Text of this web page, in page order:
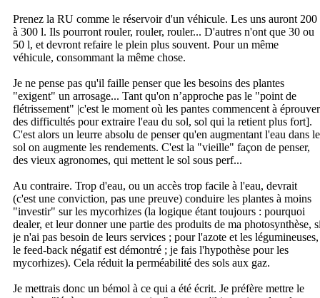
Prenez la RU comme le réservoir d'un véhicule. Les uns auront 200
à 300 l. Ils pourront rouler, rouler, rouler... D'autres n'ont que 30 ou
50 l, et devront refaire le plein plus souvent. Pour un même
véhicule, consommant la même chose.
Je ne pense pas qu'il faille penser que les besoins des plantes
"exigent" un arrosage... Tant qu'on n’approche pas le "point de
flétrissement" |c'est le moment où les pantes commencent à éprouver
des difficultés pour extraire l'eau du sol, sol qui la retient plus fort].
C'est alors un leurre absolu de penser qu'en augmentant l'eau dans le
sol on augmente les rendements. C'est la "vieille" façon de penser,
des vieux agronomes, qui mettent le sol sous perf...
Au contraire. Trop d'eau, ou un accès trop facile à l'eau, devrait
(c'est une conviction, pas une preuve) conduire les plantes à moins
"investir" sur les mycorhizes (la logique étant toujours : pourquoi
dealer, et leur donner une partie des produits de ma photosynthèse,
je n'ai pas besoin de leurs services ; pour l'azote et les légumineuses,
le feed-back négatif est démontré ; je fais l'hypothèse pour les
mycorhizes). Cela réduit la perméabilité des sols aux gaz.
Je mettrais donc un bémol à ce qui a été écrit. Je préfère mettre le